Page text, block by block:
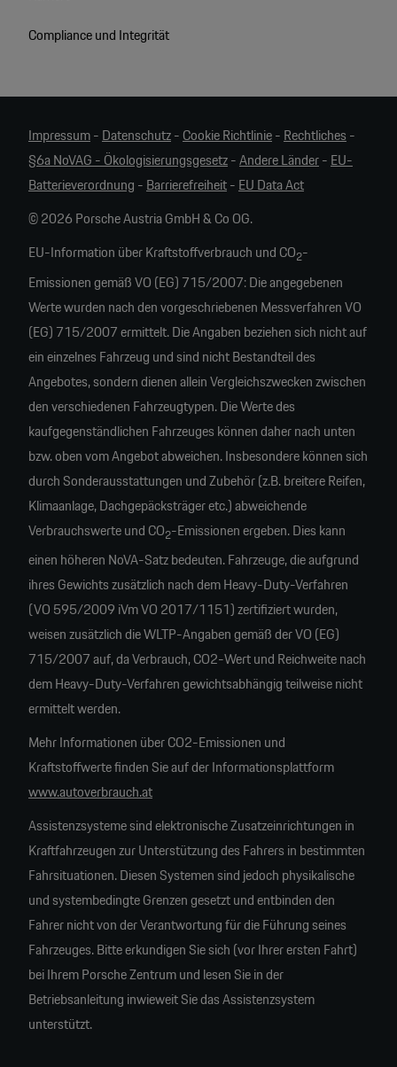
Compliance und Integrität
Impressum-Datenschutz-Cookie Richtlinie-Rechtliches-
§6a NoVAG - Ökologisierungsgesetz-Andere Länder-EU-
Batterieverordnung -Barrierefreiheit-EU Data Act
© 2026 Porsche Austria GmbH & Co OG.
EU-Information über Kraftstoffverbrauch und CO2-
Emissionen gemäß VO (EG) 715/2007: Die angegebenen
Werte wurden nach den vorgeschriebenen Messverfahren VO
(EG) 715/2007 ermittelt. Die Angaben beziehen sich nicht auf
ein einzelnes Fahrzeug und sind nicht Bestandteil des
Angebotes, sondern dienen allein Vergleichszwecken zwischen
den verschiedenen Fahrzeugtypen. Die Werte des
kaufgegenständlichen Fahrzeuges können daher nach unten
bzw. oben vom Angebot abweichen. Insbesondere können sich
durch Sonderausstattungen und Zubehör (z.B. breitere Reifen,
Klimaanlage, Dachgepäcksträger etc.) abweichende
Verbrauchswerte und CO2-Emissionen ergeben. Dies kann
einen höheren NoVA-Satz bedeuten. Fahrzeuge, die aufgrund
ihres Gewichts zusätzlich nach dem Heavy-Duty-Verfahren
(VO 595/2009 iVm VO 2017/1151) zertifiziert wurden,
weisen zusätzlich die WLTP-Angaben gemäß der VO (EG)
715/2007 auf, da Verbrauch, CO2-Wert und Reichweite nach
dem Heavy-Duty-Verfahren gewichtsabhängig teilweise nicht
ermittelt werden.
Mehr Informationen über CO2-Emissionen und
Kraftstoffwerte finden Sie auf der Informationsplattform
www.autoverbrauch.at
Assistenzsysteme sind elektronische Zusatzeinrichtungen in
Kraftfahrzeugen zur Unterstützung des Fahrers in bestimmten
Fahrsituationen. Diesen Systemen sind jedoch physikalische
und systembedingte Grenzen gesetzt und entbinden den
Fahrer nicht von der Verantwortung für die Führung seines
Fahrzeuges. Bitte erkundigen Sie sich (vor Ihrer ersten Fahrt)
bei Ihrem Porsche Zentrum und lesen Sie in der
Betriebsanleitung inwieweit Sie das Assistenzsystem
unterstützt.